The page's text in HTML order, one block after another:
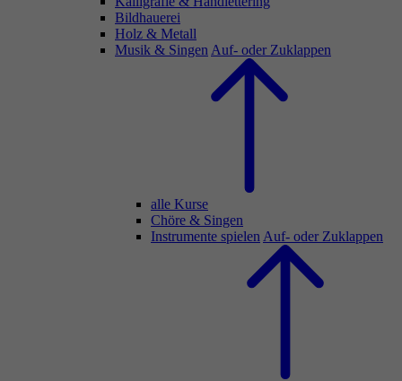
Bildhauerei
Holz & Metall
Musik & Singen Auf- oder Zuklappen
alle Kurse
Chöre & Singen
Instrumente spielen Auf- oder Zuklappen